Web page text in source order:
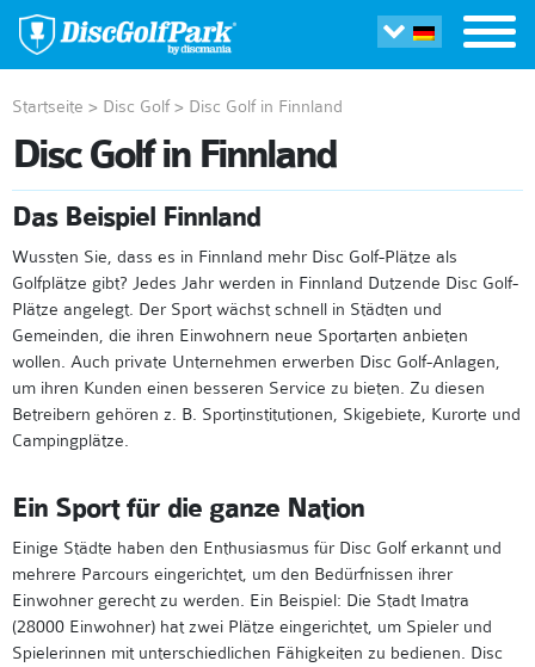
Startseite > Disc Golf> Disc Golf in Finnland
Disc Golf in Finnland
Das Beispiel Finnland
Wussten Sie, dass es in Finnland mehr Disc Golf-Plätze als
Golfplätze gibt? Jedes Jahr werden in Finnland Dutzende Disc Golf-
Plätze angelegt. Der Sport wächst schnell in Städten und
Gemeinden, die ihren Einwohnern neue Sportarten anbieten
wollen. Auch private Unternehmen erwerben Disc Golf-Anlagen,
um ihren Kunden einen besseren Service zu bieten. Zu diesen
Betreibern gehören z. B. Sportinstitutionen, Skigebiete, Kurorte und
Campingplätze.
Ein Sport für die ganze Nation
Einige Städte haben den Enthusiasmus für Disc Golf erkannt und
mehrere Parcours eingerichtet, um den Bedürfnissen ihrer
Einwohner gerecht zu werden. Ein Beispiel: Die Stadt Imatra
(28000 Einwohner) hat zwei Plätze eingerichtet, um Spieler und
Spielerinnen mit unterschiedlichen Fähigkeiten zu bedienen. Disc